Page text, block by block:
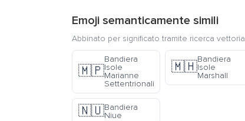
Emoji semanticamente simili
Abbinato per significato tramite ricerca
🇲🇵
Bandiera
Isole
Marianne
Settentrionali
🇲🇭
Bandiera
Isole
Marshall
🇳🇺Bandiera
Niue